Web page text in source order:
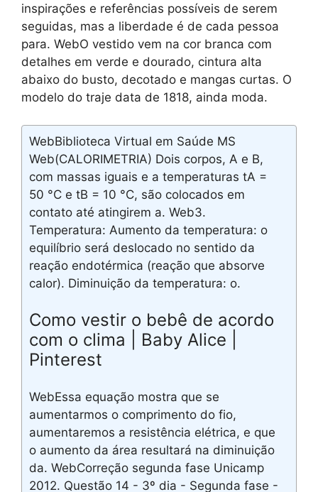
inspirações e referências possíveis de serem
seguidas, mas a liberdade é de cada pessoa
para. WebO vestido vem na cor branca com
detalhes em verde e dourado, cintura alta
abaixo do busto, decotado e mangas curtas. O
modelo do traje data de 1818, ainda moda.
WebBiblioteca Virtual em Saúde MS
Web(CALORIMETRIA) Dois corpos, A e B,
com massas iguais e a temperaturas tA =
50 °C e tB = 10 °C, são colocados em
contato até atingirem a. Web3.
Temperatura: Aumento da temperatura: o
equilíbrio será deslocado no sentido da
reação endotérmica (reação que absorve
calor). Diminuição da temperatura: o.
Como vestir o bebê de acordo
com o clima | Baby Alice |
Pinterest
WebEssa equação mostra que se
aumentarmos o comprimento do fio,
aumentaremos a resistência elétrica, e que
o aumento da área resultará na diminuição
da. WebCorreção segunda fase Unicamp
2012. Questão 14 - 3º dia - Segunda fase -